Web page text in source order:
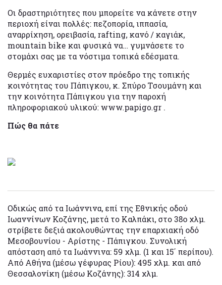
Οι δραστηριότητες που μπορείτε να κάνετε στην
περιοχή είναι πολλές: πεζοπορία, ιππασία,
αναρρίχηση, ορειβασία, rafting, κανό / καγιάκ,
mountain bike και φυσικά να… γυμνάσετε το
στομάχι σας με τα νόστιμα τοπικά εδέσματα.
Θερμές ευχαριστίες στον πρόεδρο της τοπικής
κοινότητας του Πάπιγκου, κ. Σπύρο Τσουμάνη και
την κοινότητα Πάπιγκου για την παροχή
πληροφοριακού υλικού: www.papigo.gr .
Πώς θα πάτε
Oδικώς από τα Ιωάννινα, επί της Εθνικής οδού
Ιωαννίνων Κοζάνης, μετά το Καλπάκι, στο 38ο χλμ.
στρίβετε δεξιά ακολουθώντας την επαρχιακή οδό
Μεσοβουνίου - Αρίστης - Πάπιγκου. Συνολική
απόσταση από τα Ιωάννινα: 59 χλμ. (1 και 15΄ περίπου).
Aπό Αθήνα (μέσω γέφυρας Ρίου): 495 χλμ. και από
Θεσσαλονίκη (μέσω Κοζάνης): 314 χλμ.